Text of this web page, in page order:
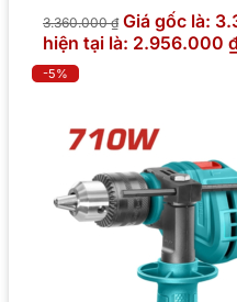
3.360.000₫ Giá gốc là:
hiện tại là: 2.956.000
-5%